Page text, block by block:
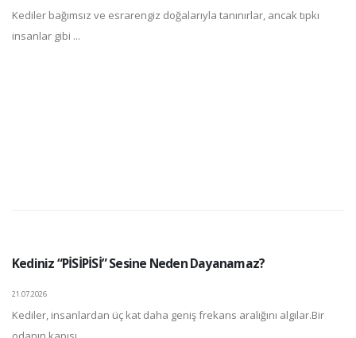
Kediler bağımsız ve esrarengiz doğalarıyla tanınırlar, ancak tıpkı
insanlar gibi ...
Kediniz “PİSİPİSİ” Sesine Neden Dayanamaz?
21.07.2026
Kediler, insanlardan üç kat daha geniş frekans aralığını algılar.Bir